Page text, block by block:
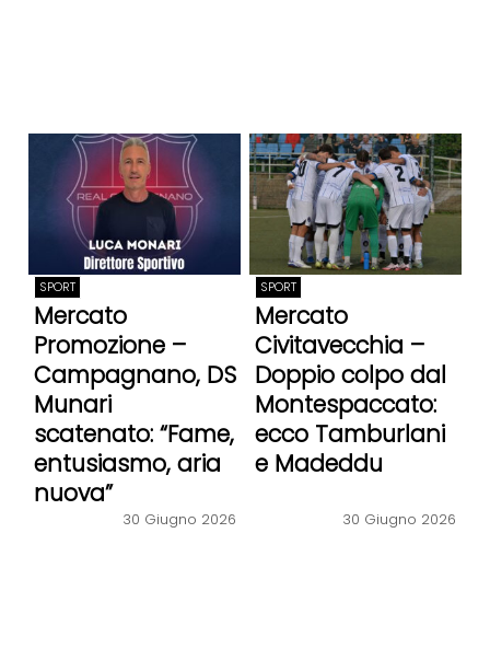
SPORT
Mercato
Promozione –
Campagnano, DS
Munari
scatenato: “Fame,
entusiasmo, aria
nuova”
30 Giugno 2026
SPORT
Mercato
Civitavecchia –
Doppio colpo dal
Montespaccato:
ecco Tamburlani
e Madeddu
30 Giugno 2026